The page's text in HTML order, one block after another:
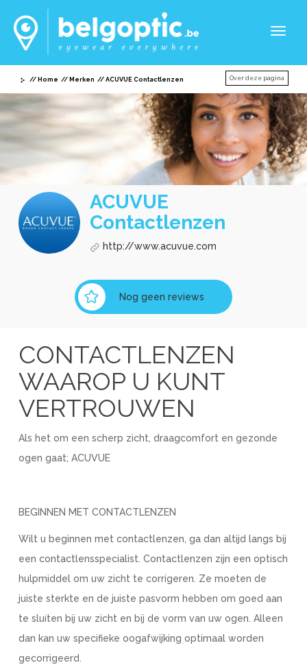
Home Merken ACUVUE Contactlenzen Over deze pagina
ACUVUE
Contactlenzen
http://www.acuvue.com
Nog geen reviews
CONTACTLENZEN
WAAROP U KUNT
VERTROUWEN
Als het om een scherp zicht, draagcomfort en gezonde
ogen gaat; ACUVUE
BEGINNEN MET CONTACTLENZEN
Wilt u beginnen met contactlenzen, ga dan altijd langs bij
een contactlensspecialist. Contactlenzen zijn een optisch
hulpmiddel om uw zicht te corrigeren. Ze moeten de
juiste sterkte en de juiste pasvorm hebben om goed aan
te sluiten bij uw zicht en bij de vorm van uw ogen. Alleen
dan kan uw specifieke oogafwijking optimaal worden
gecorrigeerd.